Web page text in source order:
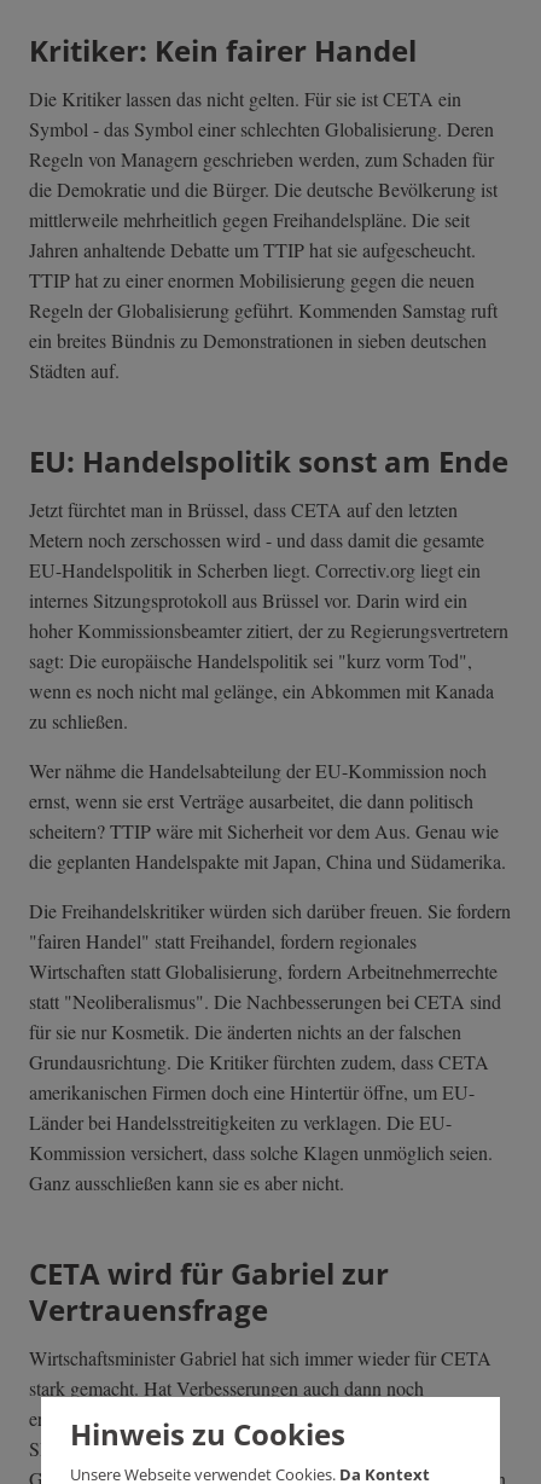
Kritiker: Kein fairer Handel
Die Kritiker lassen das nicht gelten. Für sie ist CETA ein
Symbol - das Symbol einer schlechten Globalisierung. Deren
Regeln von Managern geschrieben werden, zum Schaden für
die Demokratie und die Bürger. Die deutsche Bevölkerung ist
mittlerweile mehrheitlich gegen Freihandelspläne. Die seit
Jahren anhaltende Debatte um TTIP hat sie aufgescheucht.
TTIP hat zu einer enormen Mobilisierung gegen die neuen
Regeln der Globalisierung geführt. Kommenden Samstag ruft
ein breites Bündnis zu Demonstrationen in sieben deutschen
Städten auf.
EU: Handelspolitik sonst am Ende
Jetzt fürchtet man in Brüssel, dass CETA auf den letzten
Metern noch zerschossen wird - und dass damit die gesamte
EU-Handelspolitik in Scherben liegt. Correctiv.org liegt ein
internes Sitzungsprotokoll aus Brüssel vor. Darin wird ein
hoher Kommissionsbeamter zitiert, der zu Regierungsvertretern
sagt: Die europäische Handelspolitik sei "kurz vorm Tod",
wenn es noch nicht mal gelänge, ein Abkommen mit Kanada
zu schließen.
Wer nähme die Handelsabteilung der EU-Kommission noch
ernst, wenn sie erst Verträge ausarbeitet, die dann politisch
scheitern? TTIP wäre mit Sicherheit vor dem Aus. Genau wie
die geplanten Handelspakte mit Japan, China und Südamerika.
Die Freihandelskritiker würden sich darüber freuen. Sie fordern
"fairen Handel" statt Freihandel, fordern regionales
Wirtschaften statt Globalisierung, fordern Arbeitnehmerrechte
statt "Neoliberalismus". Die Nachbesserungen bei CETA sind
für sie nur Kosmetik. Die änderten nichts an der falschen
Grundausrichtung. Die Kritiker fürchten zudem, dass CETA
amerikanischen Firmen doch eine Hintertür öffne, um EU-
Länder bei Handelsstreitigkeiten zu verklagen. Die EU-
Kommission versichert, dass solche Klagen unmöglich seien.
Ganz ausschließen kann sie es aber nicht.
CETA wird für Gabriel zur
Vertrauensfrage
Wirtschaftsminister Gabriel hat sich immer wieder für CETA
stark gemacht. Hat Verbesserungen auch dann noch
erzwungen, als der Pakt eigentlich schon verhandelt war. Die
SPD hatte früh rote Linien vorgegeben. Und die
Gewerkschaften hatten eine Unterstützung nur zugesagt, wenn
Hinweis zu Cookies
Unsere Webseite verwendet Cookies. Da Kontext